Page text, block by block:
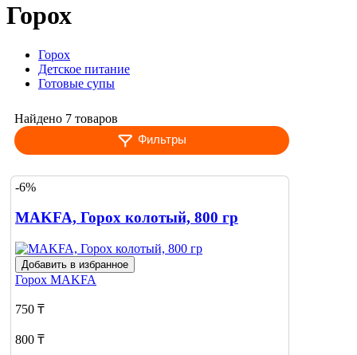
Горох
Горох
Детское питание
Готовые супы
Найдено 7 товаров
Фильтры
-6%
MAKFA, Горох колотый, 800 гр
Добавить в избранное
Горох MAKFA
750 ₸
800 ₸